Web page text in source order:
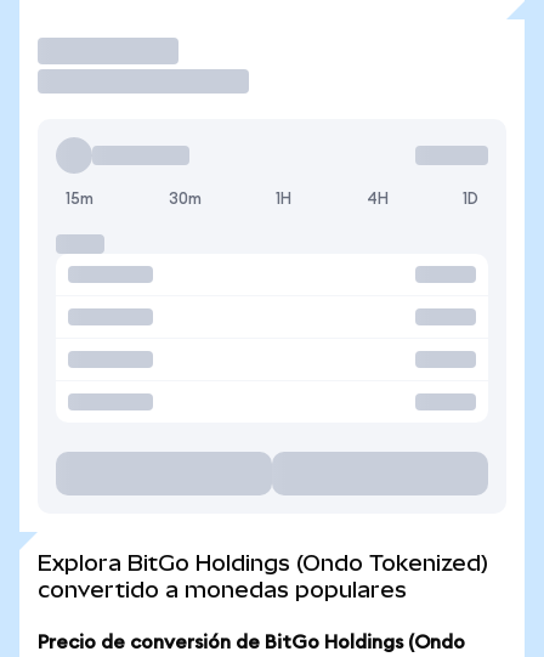
15m 30m 1H 4H 1D
Explora BitGo Holdings (Ondo Tokenized)
convertido a monedas populares
Precio de conversión de BitGo Holdings (Ondo